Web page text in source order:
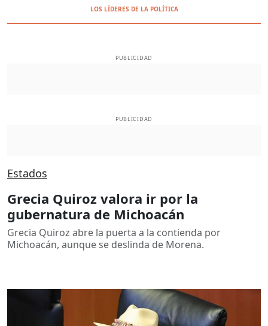
LOS LÍDERES DE LA POLÍTICA
PUBLICIDAD
PUBLICIDAD
Estados
Grecia Quiroz valora ir por la
gubernatura de Michoacán
Grecia Quiroz abre la puerta a la contienda por
Michoacán, aunque se deslinda de Morena.